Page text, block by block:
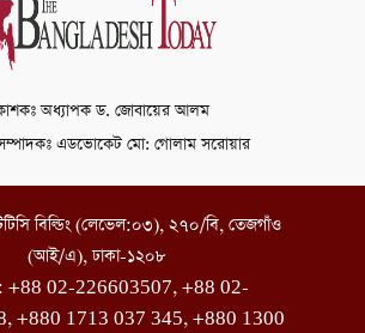
অধ্যাপক ড. জোবায়ের আলম
সম্পাদকঃ এডভোকেট মো: গোলাম সরোয়ার
বিল্ডিং (লেভেল:০৩), ২৭০/বি, তেজগাঁও
(আই/এ), ঢাকা-১২০৮
+88 02-226603507, +88 02-
+880 1713 037 345, +880 1300